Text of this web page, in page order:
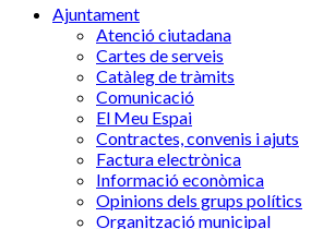
Ajuntament
Atenció ciutadana
Cartes de serveis
Catàleg de tràmits
Comunicació
El Meu Espai
Contractes, convenis i ajuts
Factura electrònica
Informació econòmica
Opinions dels grups polítics
Organització municipal